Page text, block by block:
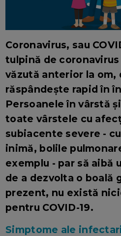
Coronavirus, sau
tulpină de
văzută anterior la om,
răspândește rapid în
Persoanele în vârstă
toate vârstele cu
subiacente severe -
inimă, bolile
exemplu - par să aibă
de a dezvolta o boală
prezent, nu există
pentru COVID-19.
Simptome ale